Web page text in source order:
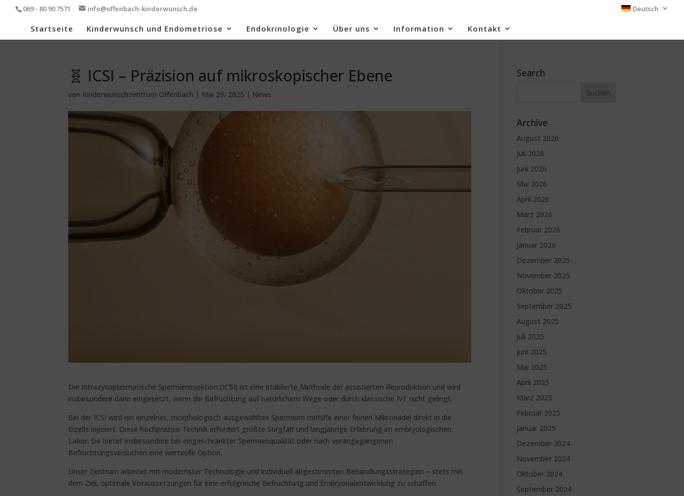
069 - 80 90 7571 info@offenbach-kinderwunsch.de Deutsch
Startseite Kinderwunsch und Endometriose Endokrinologie Über uns Information Kontakt
🧬 ICSI – Präzision auf mikroskopischer Ebene
von Kinderwunschzentrum Offenbach | Mai 29, 2025 | News
Die Intrazytoplasmatische Spermieninjektion (ICSI) ist eine etablierte Methode der assistierten Reproduktion und wird
insbesondere dann eingesetzt, wenn die Befruchtung auf natürlichem Wege oder durch klassische IVF nicht gelingt.
Bei der ICSI wird ein einzelnes, morphologisch ausgewähltes Spermium mithilfe einer feinen Mikronadel direkt in die
Eizelle injiziert. Diese hochpräzise Technik erfordert größte Sorgfalt und langjährige Erfahrung im embryologischen
Labor. Sie bietet insbesondere bei eingeschränkter Spermienqualität oder nach vorangegangenen
Befruchtungsversuchen eine wertvolle Option.
Unser Zentrum arbeitet mit modernster Technologie und individuell abgestimmten Behandlungsstrategien – stets mit
dem Ziel, optimale Voraussetzungen für eine erfolgreiche Befruchtung und Embryonalentwicklung zu schaffen.
Search
Archive
August 2026
Juli 2026
Juni 2026
Mai 2026
April 2026
März 2026
Februar 2026
Januar 2026
Dezember 2025
November 2025
Oktober 2025
September 2025
August 2025
Juli 2025
Juni 2025
Mai 2025
April 2025
März 2025
Februar 2025
Januar 2025
Dezember 2024
November 2024
Oktober 2024
September 2024